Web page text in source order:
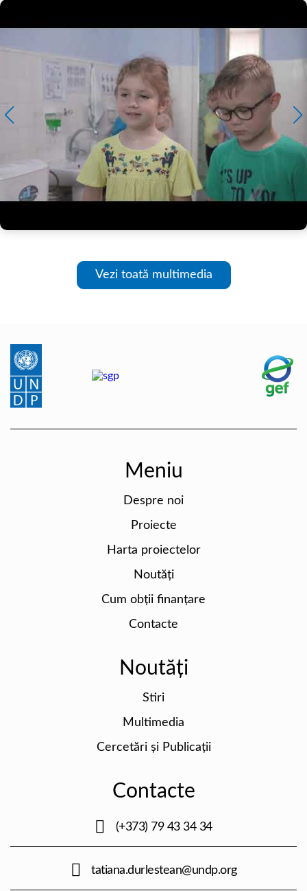
Vezi toată multimedia
Meniu
Despre noi
Proiecte
Harta proiectelor
Noutăți
Cum obții finanțare
Contacte
Noutăți
Stiri
Multimedia
Cercetări și Publicații
Contacte
(+373) 79 43 34 34
tatiana.durlestean@undp.org